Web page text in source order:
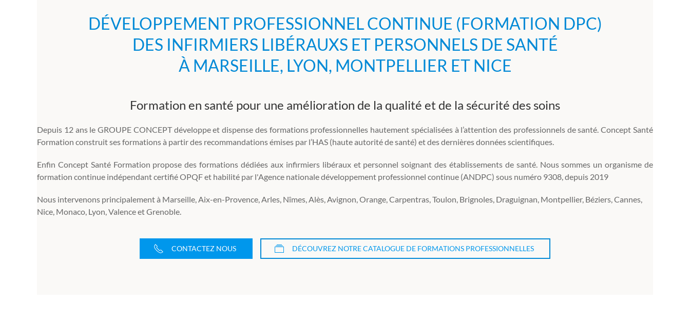
DÉVELOPPEMENT PROFESSIONNEL CONTINUE (FORMATION DPC)
DES INFIRMIERS LIBÉRAUXS ET PERSONNELS DE SANTÉ
À MARSEILLE, LYON, MONTPELLIER ET NICE
Formation en santé pour une amélioration de la qualité et de la sécurité des soins
Depuis 12 ans le GROUPE CONCEPT développe et dispense des formations professionnelles hautement spécialisées à l’attention des professionnels de santé. Concept Santé
Formation construit ses formations à partir des recommandations émises par l’HAS (haute autorité de santé) et des dernières données scientifiques.
Enfin Concept Santé Formation propose des formations dédiées aux infirmiers libéraux et personnel soignant des établissements de santé. Nous sommes un organisme de
formation continue indépendant certifié OPQF et habilité par l'Agence nationale développement professionnel continue (ANDPC) sous numéro 9308, depuis 2019
Nous intervenons principalement à Marseille, Aix-en-Provence, Arles, Nîmes, Alès, Avignon, Orange, Carpentras, Toulon, Brignoles, Draguignan, Montpellier, Béziers, Cannes,
Nice, Monaco, Lyon, Valence et Grenoble.
CONTACTEZ NOUS DÉCOUVREZ NOTRE CATALOGUE DE FORMATIONS PROFESSIONNELLES